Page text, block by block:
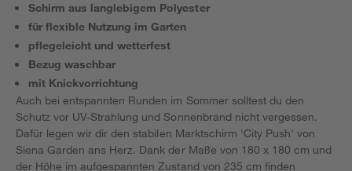
Schirm aus langlebigem Polyester
für flexible Nutzung im Garten
pflegeleicht und wetterfest
Bezug waschbar
mit Knickvorrichtung
Auch bei entspannten Runden im Sommer solltest du den
Schutz vor UV-Strahlung und Sonnenbrand nicht vergessen.
Dafür legen wir dir den stabilen Marktschirm 'City Push' von
Siena Garden ans Herz. Dank der Maße von 180 x 180 cm und
der Höhe im aufgespannten Zustand von 235 cm finden